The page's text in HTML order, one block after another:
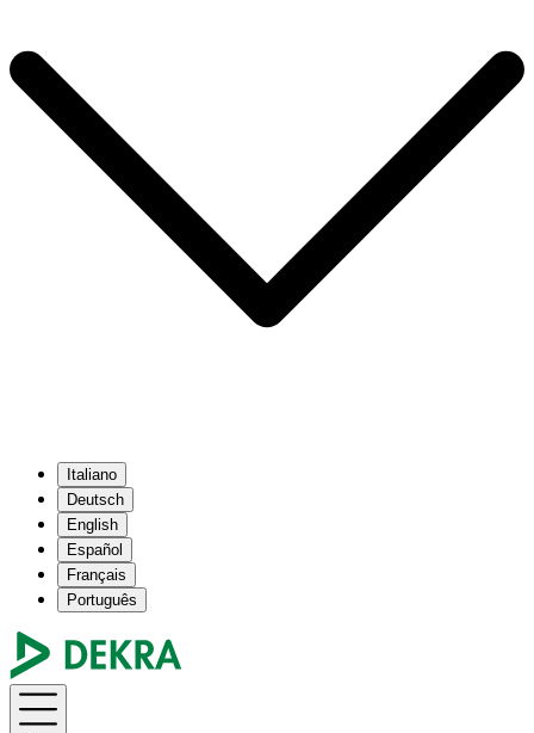
Italiano
Deutsch
English
Español
Français
Português